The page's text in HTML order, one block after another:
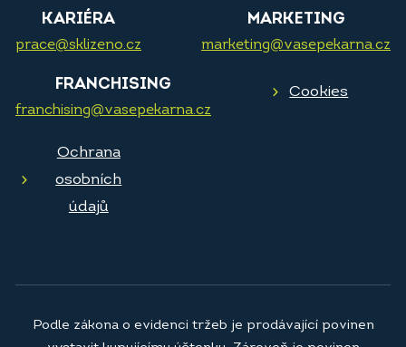
KARIÉRA
prace@sklizeno.cz
MARKETING
marketing@vasepekarna.cz
FRANCHISING
franchising@vasepekarna.cz
Cookies
Ochrana
osobních
údajů
Podle zákona o evidenci tržeb je prodávající povinen